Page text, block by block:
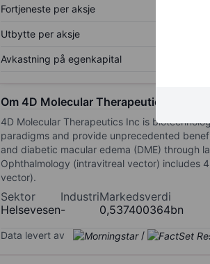
Fortjeneste per aksje
Utbytte per aksje
Avkastning på egenkapital
Om 4D Molecular Therapeutics Inc.
4D Molecular Therapeutics Inc is
paradigms and provide unprecedented
and diabetic macular edema (DME) through
Ophthalmology (intravitreal vector) includes
vector).
Sektor
Helsevesen
Industri
-
Markedsverdi
0,537400364bn
Data levert av /